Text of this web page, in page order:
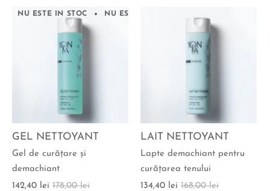
NU ESTE IN STOC NU ESTE IN STOC
GEL NETTOYANT
Gel de curăţare şi
demachiant
142,40 lei 178,00 lei
LAIT NETTOYANT
Lapte demachiant pentru
curăţarea tenului
134,40 lei 168,00 lei